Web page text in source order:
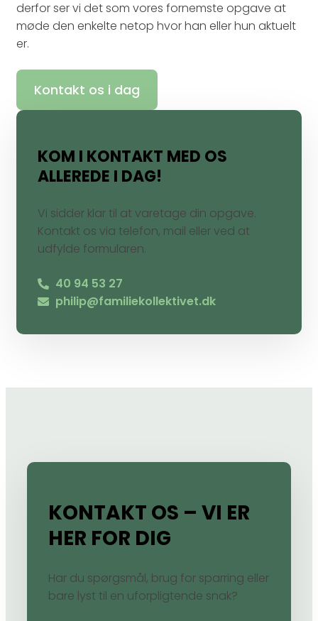
derfor ser vi det som vores fornemste opgave at
møde den enkelte netop hvor han eller hun aktuelt
er.
Kontakt os i dag
KOM I KONTAKT MED OS
ALLEREDE I DAG!
Vi sidder klar til at varetage din opgave.
Kontakt os via telefon, mail eller ved at
udfylde formularen.
40 94 53 27
philip@familiekollektivet.dk
KONTAKT OS – VI ER
HER FOR DIG
Har du spørgsmål, brug for sparring eller
bare lyst til en uforpligtende snak?